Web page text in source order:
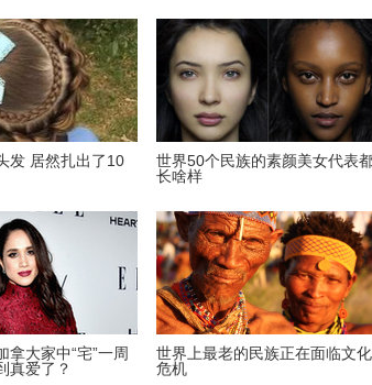
发 居然扎出了10
世界50个民族的素颜美女代表
长啥样
拿大家中“宅”一周
真爱了？
世界上最老的民族正在面临文化
危机